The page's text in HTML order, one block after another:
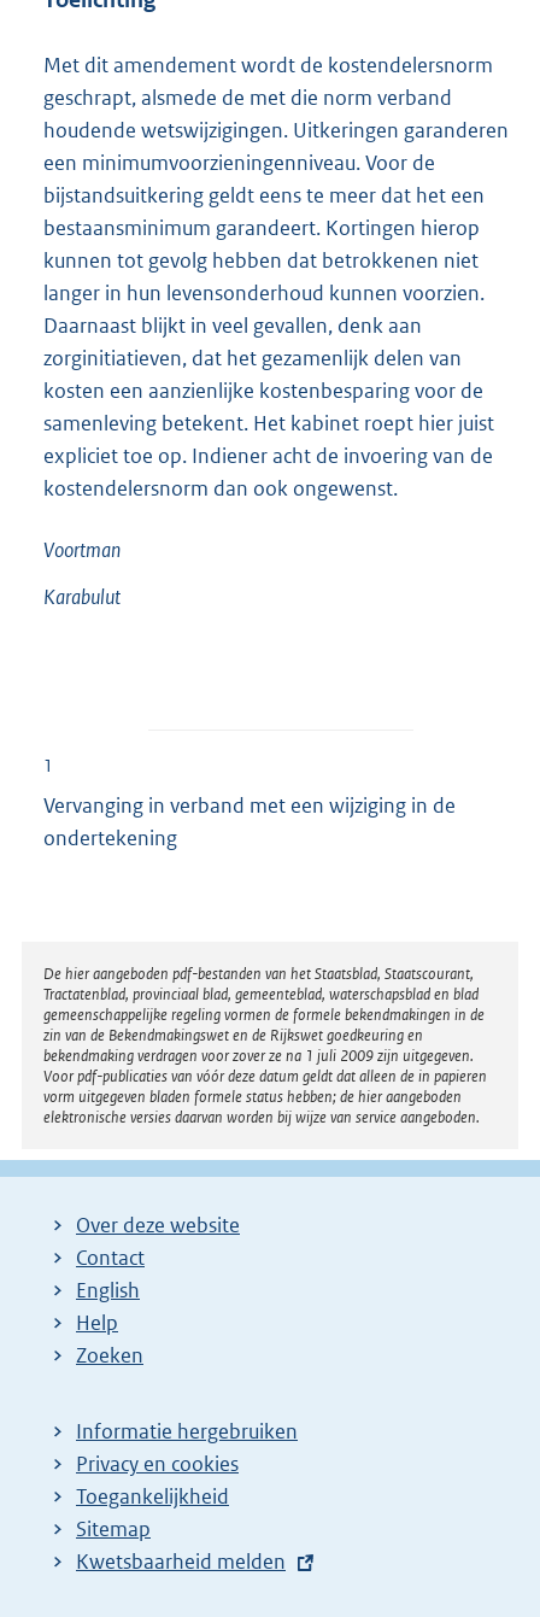
Met dit amendement wordt de kostendelersnorm
geschrapt, alsmede de met die norm verband
houdende wetswijzigingen. Uitkeringen garanderen
een minimumvoorzieningenniveau. Voor de
bijstandsuitkering geldt eens te meer dat het een
bestaansminimum garandeert. Kortingen hierop
kunnen tot gevolg hebben dat betrokkenen niet
langer in hun levensonderhoud kunnen voorzien.
Daarnaast blijkt in veel gevallen, denk aan
zorginitiatieven, dat het gezamenlijk delen van
kosten een aanzienlijke kostenbesparing voor de
samenleving betekent. Het kabinet roept hier juist
expliciet toe op. Indiener acht de invoering van de
kostendelersnorm dan ook ongewenst.
Voortman
Karabulut
1
Vervanging in verband met een wijziging in de
ondertekening
Disclaimer
De hier aangeboden pdf-bestanden van het Staatsblad, Staatscourant,
Tractatenblad, provinciaal blad, gemeenteblad, waterschapsblad en blad
gemeenschappelijke regeling vormen de formele bekendmakingen in de
zin van de Bekendmakingswet en de Rijkswet goedkeuring en
bekendmaking verdragen voor zover ze na 1 juli 2009 zijn uitgegeven.
Voor pdf-publicaties van vóór deze datum geldt dat alleen de in papieren
vorm uitgegeven bladen formele status hebben; de hier aangeboden
elektronische versies daarvan worden bij wijze van service aangeboden.
Over deze website
Contact
English
Help
Zoeken
Informatie hergebruiken
Privacy en cookies
Toegankelijkheid
Sitemap
E
Kwetsbaarheid melden